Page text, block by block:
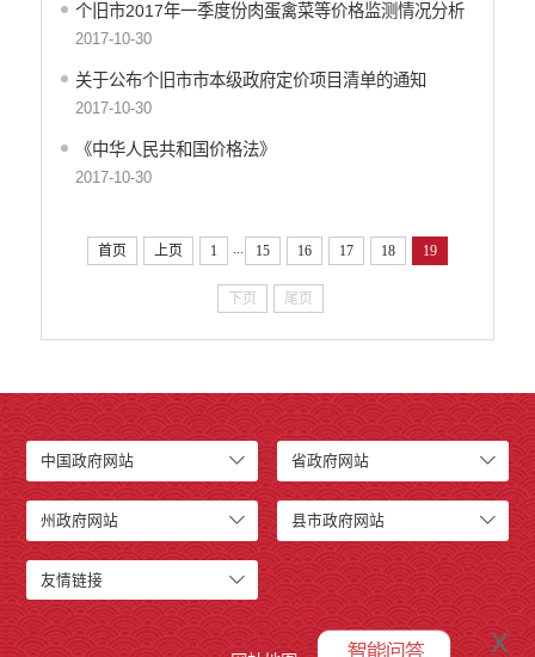
个旧市2017年一季度份肉蛋禽菜等价格监测情况分析
2017-10-30
关于公布个旧市市本级政府定价项目清单的通知
2017-10-30
《中华人民共和国价格法》
2017-10-30
首页 上页 1 ... 15 16 17 18 19
下页 尾页
中国政府网站 省政府网站
州政府网站 县市政府网站
友情链接
x